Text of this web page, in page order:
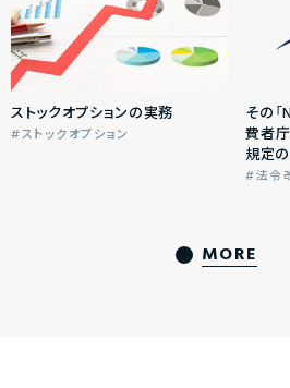
ストックオプションの実務
ストックオプション
その
費者
規定
法令
MORE